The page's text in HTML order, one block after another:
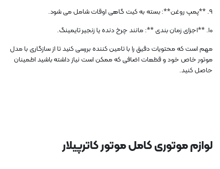
9. **پمپ روغن**: بسته به کیت گاهی اوقات شامل می شود.
10. **اجزای زمان بندی **: مانند چرخ دنده یا زنجیر تایمینگ.
مهم است که محتویات دقیق را با تامین کننده بررسی کنید تا از سازگاری با مدل
موتور خاص خود و قطعات اضافی که ممکن است نیاز داشته باشید اطمینان
حاصل کنید.
لوازم موتوری کامل موتور کاترپیلار